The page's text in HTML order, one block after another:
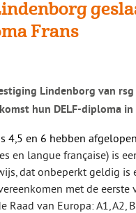
Frans
Lindenborg van
hun DELF-diploma
4,5 en 6 hebben
en langue française) is
dat onbeperkt geldig is
met de eerste
Raad van Europa: A1, A2,